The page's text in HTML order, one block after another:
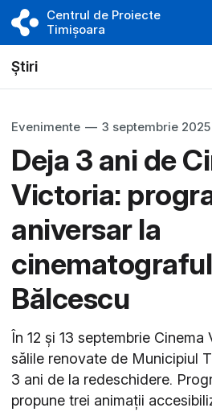
Centrul de Proiecte
Timișoara
Știri
Evenimente — 3 septembrie 2025
Deja 3 ani de
Victoria:
aniversar la
Bălcescu
În 12 și 13 septembrie
sălile renovate de Municipiul
3 ani de la redeschidere.
propune trei animații